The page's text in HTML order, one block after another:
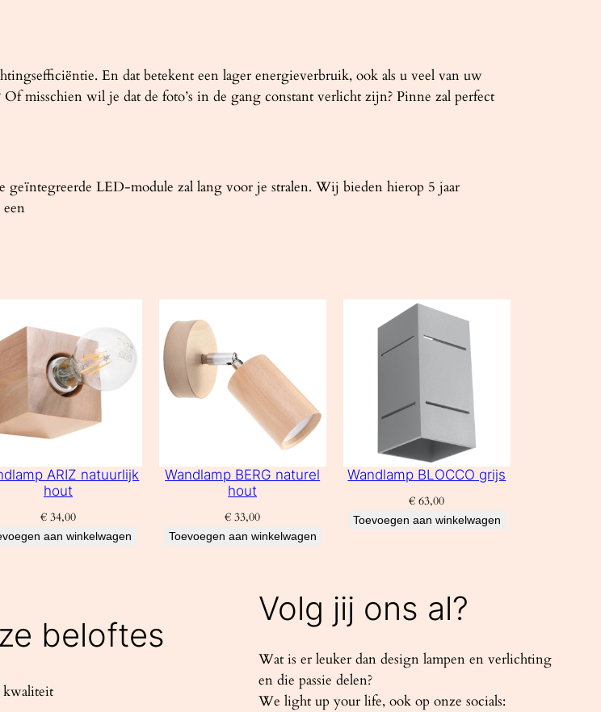
En dat betekent een lager energieverbruik, ook als u veel van uw
misschien wil je dat de foto’s in de gang constant verlicht zijn? Pinne zal perfect
LED-module zal lang voor je stralen. Wij bieden hierop 5 jaar
ARIZ natuurlijk
hout
€34,00
aan winkelwagen
Wandlamp BERG naturel
hout
€ 33,00
Toevoegen aan winkelwagen
Wandlamp BLOCCO grijs
€ 63,00
Toevoegen aan winkelwagen
beloftes
Volg jij ons al?
Wat is er leuker dan design lampen en verlichting
en die passie delen?
We light up your life, ook op onze socials: